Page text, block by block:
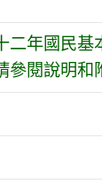
二年國民
參閱說明和